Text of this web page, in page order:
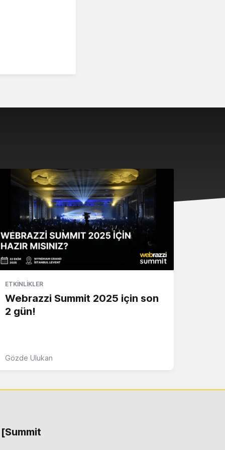
ETKINLIKLER
Webrazzi Summit 2025 için son
2 gün!
Gözde Ulukan